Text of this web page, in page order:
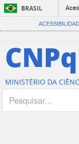
BRASIL
CNPq
MINISTÉRIO DA